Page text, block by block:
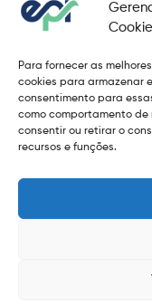
Para fornecer as
cookies para armazenar
consentimento para
como comportamento de
consentir ou retirar o
recursos e funções.
Copyright 2021 ©
Política de
Sitemap
Termos de Uso